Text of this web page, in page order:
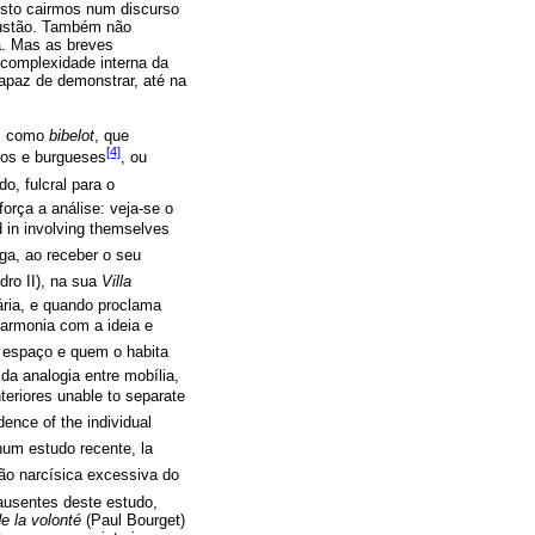
cairmos num discurso
Também não
Mas as breves
interna da
de demonstrar, até na
como bibelot, que
e burgueses[4], ou
fulcral para o
a análise: veja-se o
in involving themselves
ao receber o seu
II), na sua Villa
e quando proclama
com a ideia e
e quem o habita
analogia entre mobília,
unable to separate
of the individual
estudo recente, la
narcísica excessiva do
deste estudo,
la volonté (Paul Bourget)